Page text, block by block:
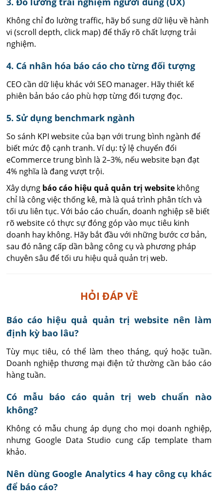
Không chỉ đo lường traffic, hãy bổ sung dữ liệu về hành
vi (scroll depth, click map) để thấy rõ chất lượng trải
nghiệm.
4. Cá nhân hóa báo cáo cho từng đối tượng
CEO cần dữ liệu khác với SEO manager. Hãy thiết kế
phiên bản báo cáo phù hợp từng đối tượng đọc.
5. Sử dụng benchmark ngành
So sánh KPI website của bạn với trung bình ngành để
biết mức độ cạnh tranh. Ví dụ: tỷ lệ chuyển đổi
eCommerce trung bình là 2–3%, nếu website bạn đạt
4% nghĩa là đang vượt trội.
Xây dựng báo cáo hiệu quả quản trị website không
chỉ là công việc thống kê, mà là quá trình phân tích và
tối ưu liên tục. Với báo cáo chuẩn, doanh nghiệp sẽ biết
rõ website có thực sự đóng góp vào mục tiêu kinh
doanh hay không. Hãy bắt đầu với những bước cơ bản,
sau đó nâng cấp dần bằng công cụ và phương pháp
chuyên sâu để tối ưu hiệu quả quản trị web.
HỎI ĐÁP VỀ
Báo cáo hiệu quả quản trị website nên làm
định kỳ bao lâu?
Tùy mục tiêu, có thể làm theo tháng, quý hoặc tuần.
Doanh nghiệp thương mại điện tử thường cần báo cáo
hàng tuần.
Có mẫu báo cáo quản trị web chuẩn nào
không?
Không có mẫu chung áp dụng cho mọi doanh nghiệp,
nhưng Google Data Studio cung cấp template tham
khảo.
Nên dùng Google Analytics 4 hay công cụ khác
để báo cáo?